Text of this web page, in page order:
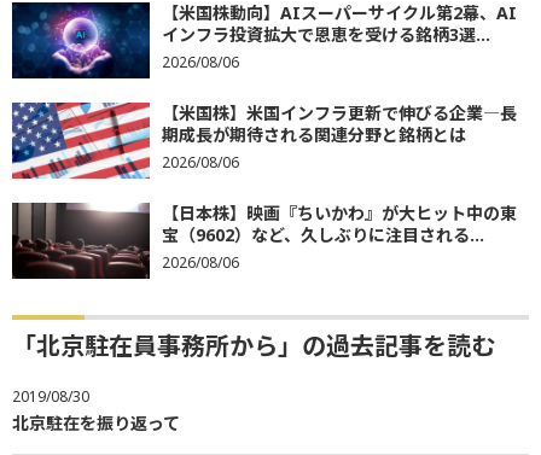
【米国株動向】AIスーパーサイクル第2幕、AI
インフラ投資拡大で恩恵を受ける銘柄3選...
2026/08/06
【米国株】米国インフラ更新で伸びる企業―長
期成長が期待される関連分野と銘柄とは
2026/08/06
【日本株】映画『ちいかわ』が大ヒット中の東
宝（9602）など、久しぶりに注目される...
2026/08/06
「北京駐在員事務所から」の過去記事を読む
2019/08/30
北京駐在を振り返って